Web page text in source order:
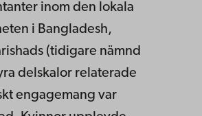
inom den lokala
i Bangladesh,
(tidigare nämnd
delskalor relaterade
engagemang var